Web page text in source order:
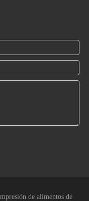
de alimentos de